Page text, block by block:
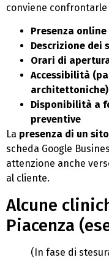
conviene confrontarle
Presenza
Descrizione dei
Orari di
Accessibilità
architettoniche)
Disponibilità a
preventive
La presenza di un
scheda Google
attenzione anche
al cliente.
Alcune
Piacenza
(In fase di